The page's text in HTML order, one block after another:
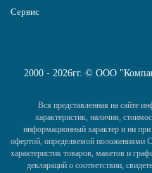
Сервис
2000 - 2026гг. © ООО
Вся представленная на сайте
характеристик, наличия,
информационный характер и ни
офертой, определяемой положениями
характеристик товаров, макетов и
деклараций о соответствии,